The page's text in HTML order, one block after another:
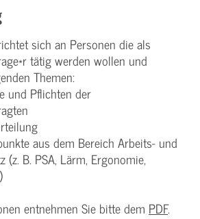
sich an Personen die als
tätig werden wollen und
Themen:
und Pflichten der
aus dem Bereich Arbeits- und
(z. B. PSA, Lärm, Ergonomie,
entnehmen Sie bitte dem PDF.